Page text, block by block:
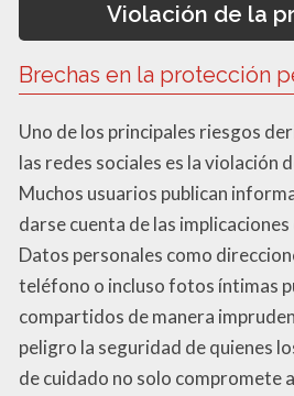
Violación de la
Brechas en la protección
Uno de los principales riesgos
las redes sociales es la violación
Muchos usuarios publican
darse cuenta de las
Datos personales como
teléfono o incluso fotos íntimas
compartidos de manera
peligro la seguridad de quienes
de cuidado no solo compromete